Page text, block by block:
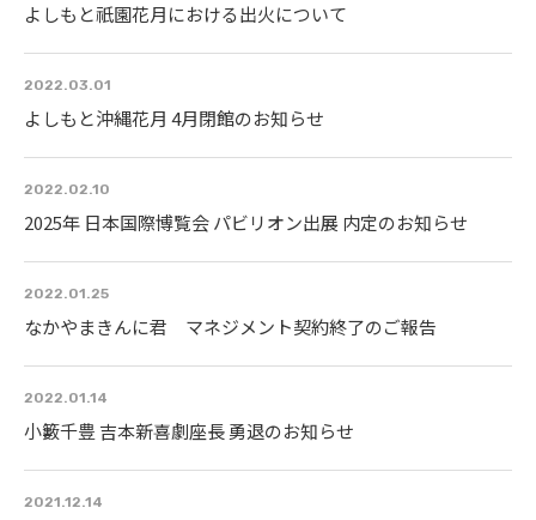
よしもと祇園花月における出火について
2022.03.01
よしもと沖縄花月 4月閉館のお知らせ
2022.02.10
2025年 日本国際博覧会 パビリオン出展 内定のお知らせ
2022.01.25
なかやまきんに君 マネジメント契約終了のご報告
2022.01.14
小籔千豊 吉本新喜劇座長 勇退のお知らせ
2021.12.14